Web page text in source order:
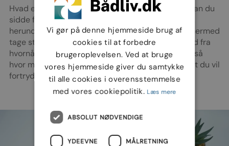
Hvad er realistisk i forhold til prisen, hvor meget kan du
sidde for om måneden som går til lånet på båden,
herunder afdrag på gælden og renterne. Du skal hermed
tage stilling til hvor lang løbetid der er på lånet, ud fra
hvornår du gerne vil have betalt båden af, men også
hvor meget du kan undvære om måneden, uden at du vil
fortryde dit køb senere hen.
Vi gør på denne hjemmeside brug af
cookies til at forbedre
brugeroplevelsen. Ved at bruge
vores hjemmeside giver du samtykke
til alle cookies i overensstemmelse
med vores cookiepolitik. Læs mere
ABSOLUT NØDVENDIGE
YDEEVNE MÅLRETNING